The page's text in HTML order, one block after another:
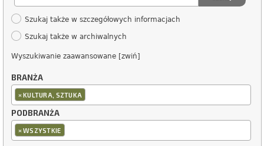
Szukaj także w szczegółowych informacjach
Szukaj także w archiwalnych
Wyszukiwanie zaawansowane [zwiń]
BRANŻA
×KULTURA, SZTUKA
PODBRANŻA
×WSZYSTKIE